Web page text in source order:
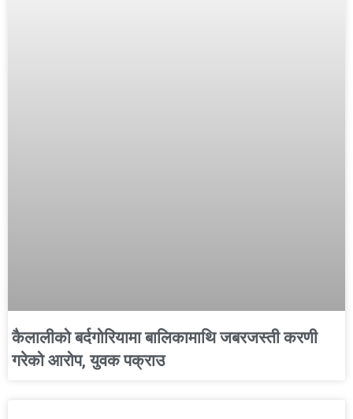
कैलालीको बर्दगोरियामा बालिकामाथि जबरजस्ती करणी
गरेको आरोप, युवक पक्राउ